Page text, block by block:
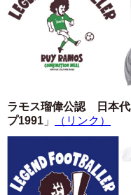
ラモス瑠偉公認 日本
プ1991 」 （リンク）